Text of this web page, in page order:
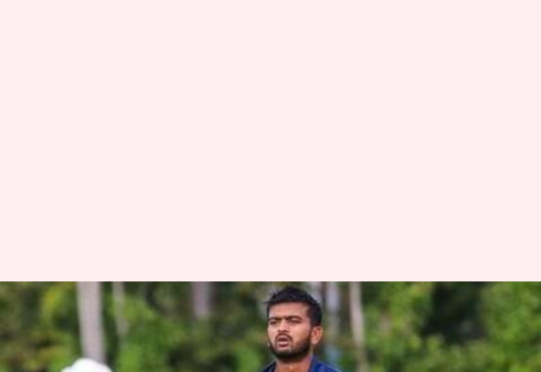
WI vs USA: అమెరికా జట్టులో సంగం
మంది ఇండియన్ ప్లేయర్లు!